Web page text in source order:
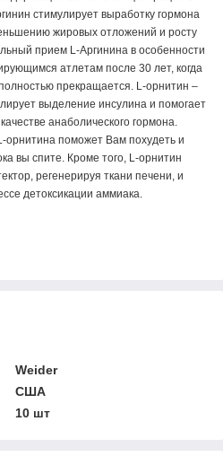
стимулирует выработку гормона
жировых отложений и росту
прием L-Аргинина в особенности
атлетам после 30 лет, когда
прекращается. L-орнитин –
выделение инсулина и помогает
анаболического гормона.
поможет Вам похудеть и
вы спите. Кроме того, L-орнитин
регенерируя ткани печени, и
детоксикации аммиака.
Weider
США
10 шт